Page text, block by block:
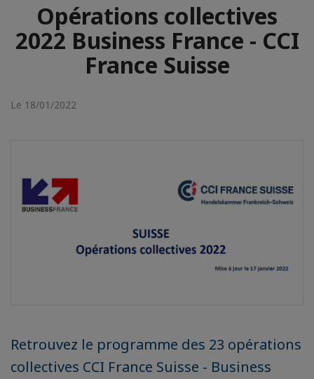
Opérations collectives
2022 Business France - CCI
France Suisse
Le 18/01/2022
Retrouvez le programme des 23 opérations
collectives CCI France Suisse - Business